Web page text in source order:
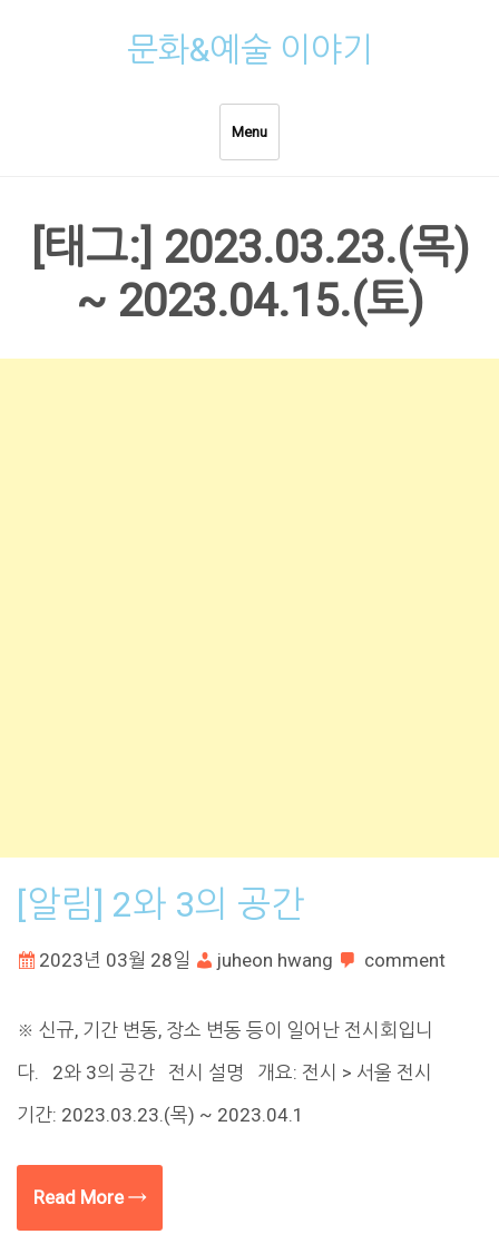
문화&예술 이야기
Menu
[태그:] 2023.03.23.(목)
~ 2023.04.15.(토)
[알림] 2와 3의 공간
2023년 03월 28일 juheon hwang comment
※ 신규, 기간 변동, 장소 변동 등이 일어난 전시회입니
다. 2와 3의 공간 전시 설명 개요: 전시 > 서울 전시
기간: 2023.03.23.(목) ~ 2023.04.1
Read More →